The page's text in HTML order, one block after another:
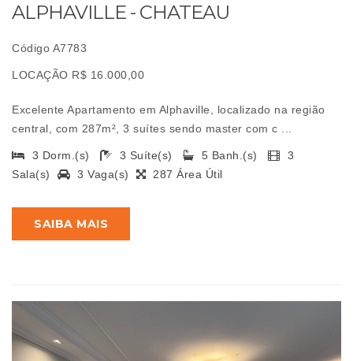
ALPHAVILLE - CHATEAU
Código A7783
LOCAÇÃO R$ 16.000,00
Excelente Apartamento em Alphaville, localizado na região
central, com 287m², 3 suítes sendo master com c ...
3 Dorm.(s) 3 Suíte(s) 5 Banh.(s)
3
Sala(s)
3 Vaga(s) 287 Área Útil
SAIBA MAIS